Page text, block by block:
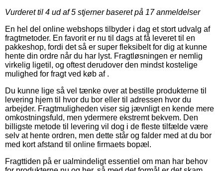
Vurderet til 4 ud af 5 stjerner baseret på 17anmeldelser
En hel del online webshops tilbyder i dag et stort udvalg af
fragtmetoder. En favorit er nu til dags at få leveret til en
pakkeshop, fordi det så er super fleksibelt for dig at kunne
hente din ordre når du har lyst. Fragtløsningen er nemlig
virkelig ligetil, og oftest derudover den mindst kostelige
mulighed for fragt ved køb af .
Du kunne lige så vel tænke over at bestille produkterne til
levering hjem til hvor du bor eller til adressen hvor du
arbejder. Fragtmuligheden viser sig jævnligt en kende mere
omkostningsfuld, men ydermere ekstremt bekvem. Den
billigste metode til levering vil dog i de fleste tilfælde være
selv at hente ordren, men dette står og falder med at du bor
med kort afstand til online firmaets bopæl.
Fragttiden på er ualmindeligt essentiel om man har behov